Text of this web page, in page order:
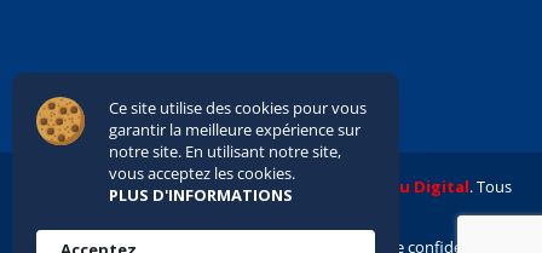
Ce site utilise des cookies pour vous
garantir la meilleure expérience sur
notre site. En utilisant notre site,
vous acceptez les cookies.
PLUS D'INFORMATIONS
© 2020 TALAS PARTNERS. Réalisé avec Hiboou Digital. Tous
Nous contacter
Politique de confidentialité